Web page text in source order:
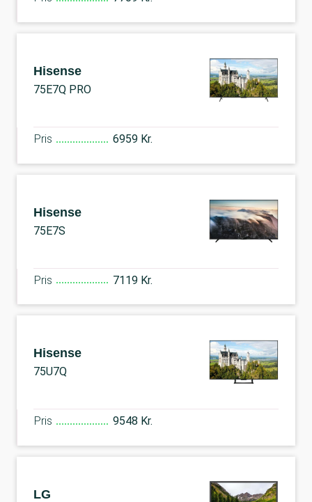
Hisense
75E7Q PRO
Pris 6959 Kr.
Hisense
75E7S
Pris 7119 Kr.
Hisense
75U7Q
Pris 9548 Kr.
LG